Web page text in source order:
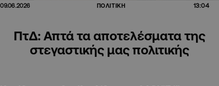
09.06.2026 ΠΟΛΙΤΙΚΗ 13:04
ΠτΔ: Απτά τα αποτελέσματα της
στεγαστικής μας πολιτικής